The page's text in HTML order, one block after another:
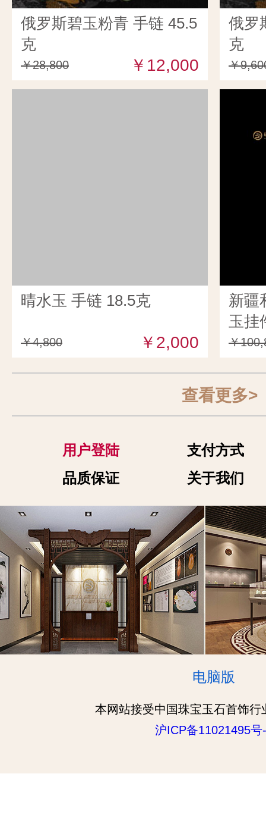
俄罗斯碧玉粉青 手链 45.5
克
￥28,800 ￥12,000
俄罗
克
￥
晴水玉 手链 18.5克
￥4,800 ￥2,000
新疆
玉挂
￥
查看更多>
用户登陆
支付方式
品质保证
关于我们
电脑版
本网站接受中国珠宝玉石首饰行
沪ICP备11021495号